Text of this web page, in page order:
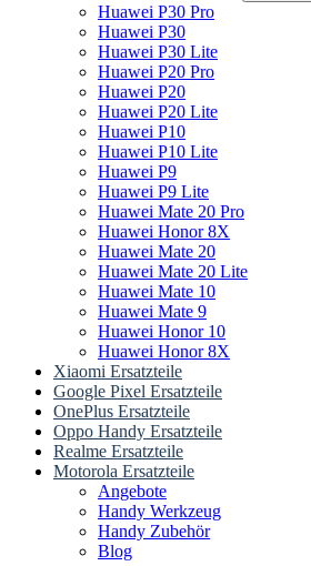
Huawei P30 Pro
Huawei P30
Huawei P30 Lite
Huawei P20 Pro
Huawei P20
Huawei P20 Lite
Huawei P10
Huawei P10 Lite
Huawei P9
Huawei P9 Lite
Huawei Mate 20 Pro
Huawei Honor 8X
Huawei Mate 20
Huawei Mate 20 Lite
Huawei Mate 10
Huawei Mate 9
Huawei Honor 10
Huawei Honor 8X
Xiaomi Ersatzteile
Google Pixel Ersatzteile
OnePlus Ersatzteile
Oppo Handy Ersatzteile
Realme Ersatzteile
Motorola Ersatzteile
Angebote
Handy Werkzeug
Handy Zubehör
Blog